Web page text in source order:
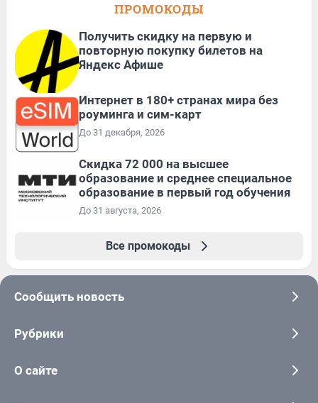
ПРОМОКОДЫ
Получить скидку на первую и
повторную покупку билетов на
Яндекс Афише
Интернет в 180+ странах мира без
роуминга и сим-карт
До 31 декабря, 2026
Скидка 72 000 на высшее
образование и среднее специальное
образование в первый год обучения
До 31 августа, 2026
Все промокоды
Сообщить новость
Рубрики
О сайте